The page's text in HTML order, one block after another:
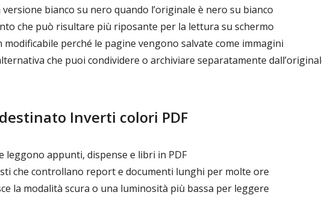
versione bianco su nero quando l’originale è nero su bianco
che può risultare più riposante per la lettura su schermo
modificabile perché le pagine vengono salvate come immagini
che puoi condividere o archiviare separatamente
Inverti colori PDF
leggono appunti, dispense e libri in PDF
che controllano report e documenti lunghi per molte ore
la modalità scura o una luminosità più bassa per leggere